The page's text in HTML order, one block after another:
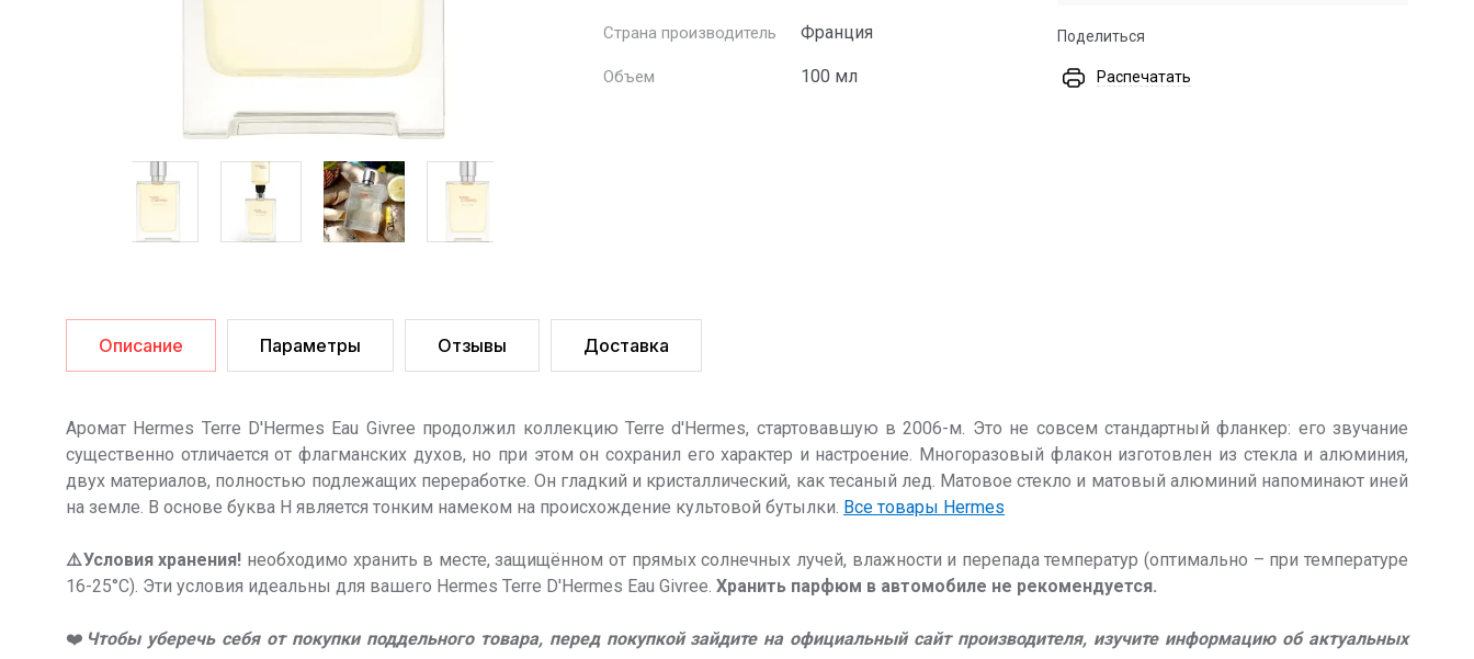
Страна производитель Франция
Объем 100 мл
Поделиться
Распечатать
Описание Параметры Отзывы Доставка
Аромат Hermes Terre D'Hermes Eau Givree продолжил коллекцию Terre d'Hermes, стартовавшую в 2006-м. Это не совсем стандартный фланкер: его звучание
существенно отличается от флагманских духов, но при этом он сохранил его характер и настроение. Многоразовый флакон изготовлен из стекла и алюминия,
двух материалов, полностью подлежащих переработке. Он гладкий и кристаллический, как тесаный лед. Матовое стекло и матовый алюминий напоминают иней
на земле. В основе буква H является тонким намеком на происхождение культовой бутылки. Все товары Hermes
⚠️Условия хранения! необходимо хранить в месте, защищённом от прямых солнечных лучей, влажности и перепада температур (оптимально – при температуре
16-25°С). Эти условия идеальны для вашего Hermes Terre D'Hermes Eau Givree. Хранить парфюм в автомобиле не рекомендуется.
❤️ Чтобы уберечь себя от покупки поддельного товара, перед покупкой зайдите на официальный сайт производителя, изучите информацию об актуальных